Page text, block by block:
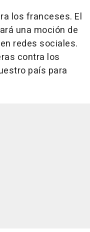
los franceses. El
una moción de
redes sociales.
contra los
país para